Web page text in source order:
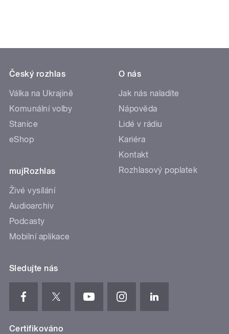
Český rozhlas
Válka na Ukrajině
Komunální volby
Stanice
eShop
mujRozhlas
Živé vysílání
Audioarchiv
Podcasty
Mobilní aplikace
O nás
Jak nás naladíte
Nápověda
Lidé v rádiu
Kariéra
Kontakt
Rozhlasový poplatek
Sledujte nás
Certifikováno